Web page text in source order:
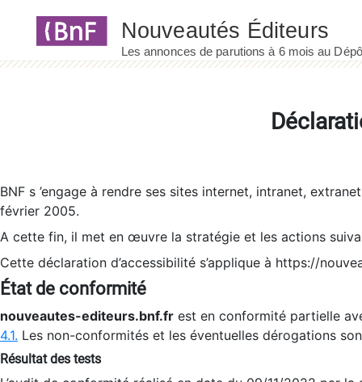
BNF s ’engage à rendre ses sites internet, intranet,
février 2005.
A cette fin, il met en œuvre la stratégie et les actions
Cette déclaration d’accessibilité s’applique à https://
État de conformité
nouveautes-editeurs.bnf.fr est en conformité partielle
4.1. Les non-conformités et les éventuelles dérogations
Résultat des tests